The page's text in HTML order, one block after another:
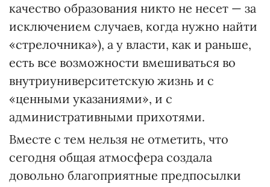
качество образования никто не несет — за
исключением случаев, когда нужно найти
«стрелочника»), а у власти, как и раньше,
есть все возможности вмешиваться во
внутриуниверситетскую жизнь и с
«ценными указаниями», и с
административными прихотями.
Вместе с тем нельзя не отметить, что
сегодня общая атмосфера создала
довольно благоприятные предпосылки